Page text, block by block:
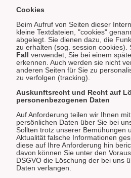
Cookies
Beim Aufruf von Seiten dieser
kleine Textdateien, "cookies"
abgelegt. Sie dienen dazu, die
zu erhalten (sog. session cookies).
Fall
verwendet, Sie bei einem
erkennen. Auch werden sie nicht
anderen Seiten für Sie zu
zu verfolgen (tracking).
Auskunftsrecht und Recht auf
personenbezogenen Daten
Auf Anforderung teilen wir Ihnen
persönlichen Daten über Sie bei
Sollten trotz unserer Bemühungen
Aktualität falsche Informationen
diese auf Ihre Anforderung hin
davon können Sie unter den
DSGVO die Löschung der bei uns
Daten verlangen.